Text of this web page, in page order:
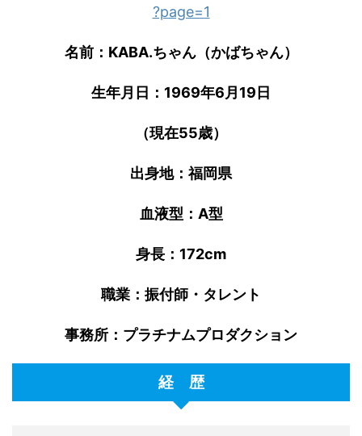
?page=1
名前： KABA.ちゃん（かばちゃん）
生年月日： 1969年6月 19 日
（現在55歳）
出身地：福岡県
血液型： A型
身長： 172cm
職業：振付師・タレント
事務所：プラチナムプロダクション
経 歴